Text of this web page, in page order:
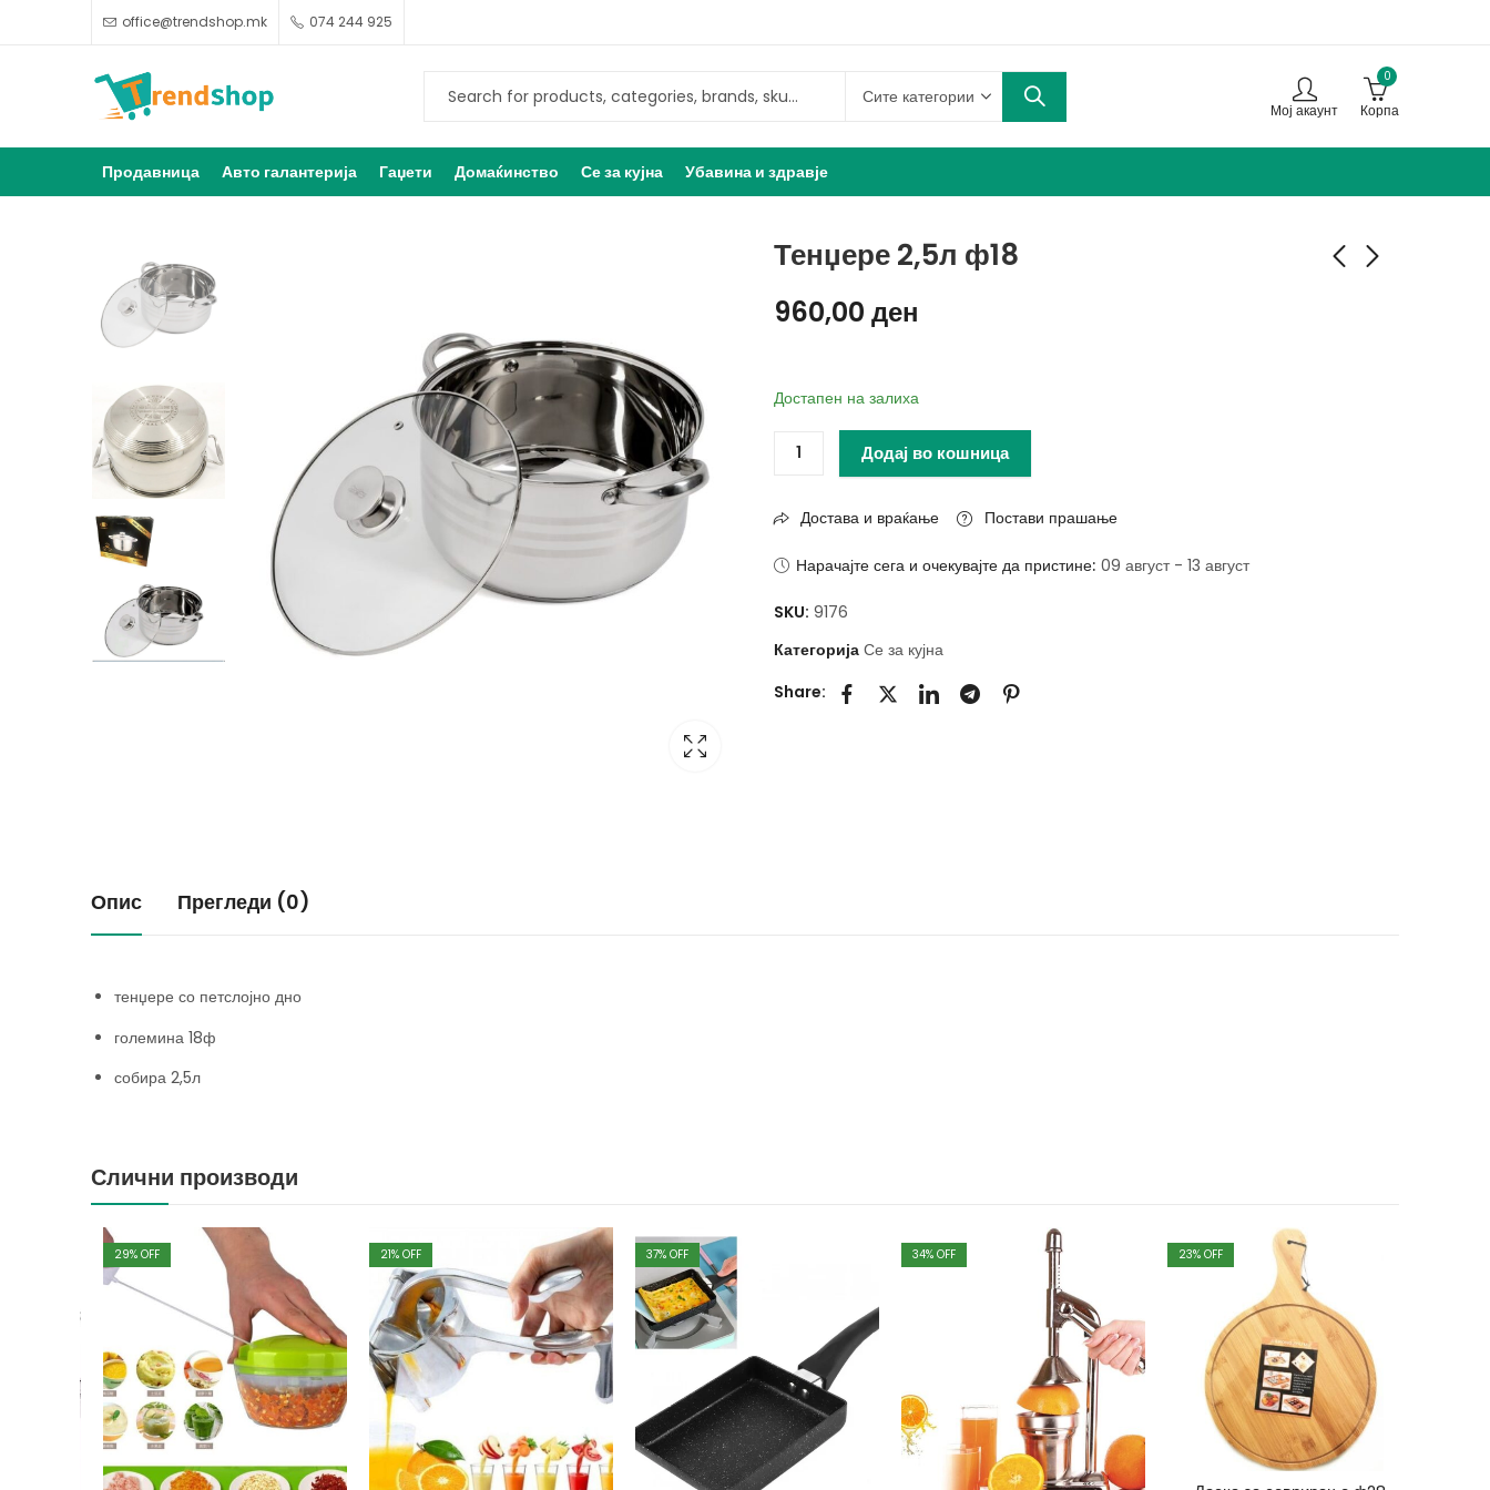
office@trendshop.mk 074 244 925
Мој акаунт
0
Корпа
Продавница Авто галантерија Гаџети Домаќинство Се за кујна Убавина и здравје
Тенџере 2,5л ф18
960,00 ден
Достапен на залиха
Додај во кошница
Достава и враќање Постави прашање
Нарачајте сега и очекувајте да пристине: 09 август - 13 август
SKU: 9176
Категорија Се за кујна
Share:
Опис Прегледи (0)
тенџере со петслојно дно
големина 18ф
собира 2,5л
Слични производи
29% OFF % OFF % OFF 34% OFF 23% OFF